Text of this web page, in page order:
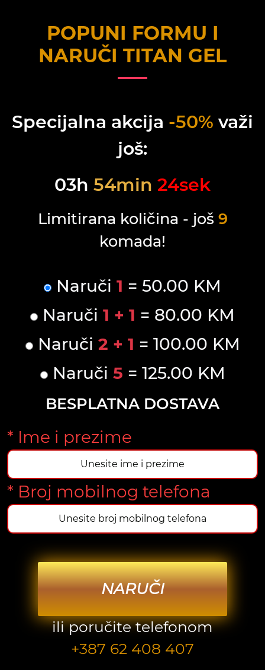
POPUNI FORMU I
NARUČI TITAN GEL
Specijalna akcija -50% važi
još:
03h 54min 24sek
Limitirana količina - još 9
komada!
Naruči 1 = 50.00 KM
Naruči 1 + 1 = 80.00 KM
Naruči 2 + 1 = 100.00 KM
Naruči 5 = 125.00 KM
BESPLATNA DOSTAVA
* Ime i prezime
* Broj mobilnog telefona
NARUČI
ili poručite telefonom
+387 62 408 407